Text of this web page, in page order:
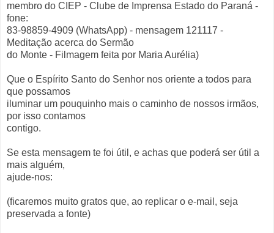
membro do CIEP - Clube de Imprensa Estado do Paraná -
fone:
83-98859-4909 (WhatsApp) - mensagem 121117 -
Meditação acerca do Sermão
do Monte - Filmagem feita por Maria Aurélia)
Que o Espírito Santo do Senhor nos oriente a todos para
que possamos
iluminar um pouquinho mais o caminho de nossos irmãos,
por isso contamos
contigo.
Se esta mensagem te foi útil, e achas que poderá ser útil a
mais alguém,
ajude-nos:
(ficaremos muito gratos que, ao replicar o e-mail, seja
preservada a fonte)